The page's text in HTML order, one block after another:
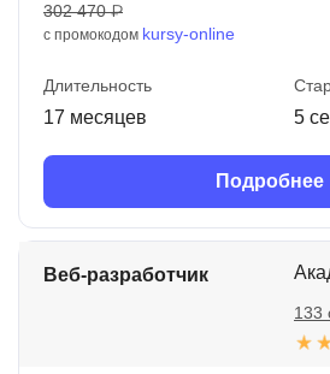
302 470 ₽
с промокодом kursy-online
Длительность
17 месяцев 5
Подробнее
Веб-разработчик
133